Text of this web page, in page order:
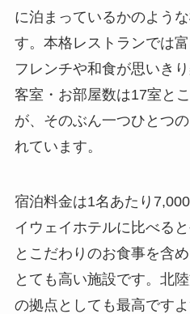
に泊まっているかのよう
す。本格レストランでは
フレンチや和食が思いき
客室・お部屋数は17室と
が、そのぶん一つひとつ
れています。
宿泊料金は1名あたり
イウェイホテルに比べる
とこだわりのお食事を含
とても高い施設です。北
の拠点としても最高ですよ